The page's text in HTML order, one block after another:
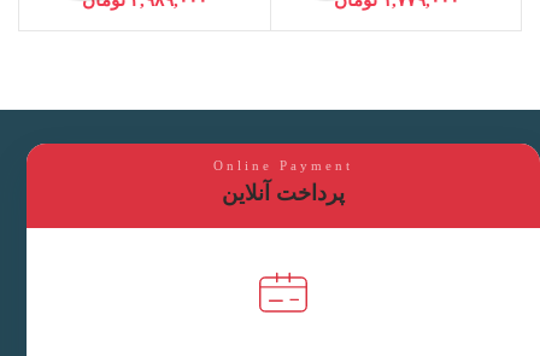
Online Payment
پرداخت آنلاین